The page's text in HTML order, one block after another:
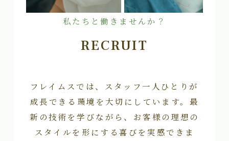
私たちと働きませんか？
RECRUIT
フレイムスでは、スタッフ一人ひとりが
成長できる環境を大切にしています。最
新の技術を学びながら、お客様の理想の
スタイルを形にする喜びを実感できま